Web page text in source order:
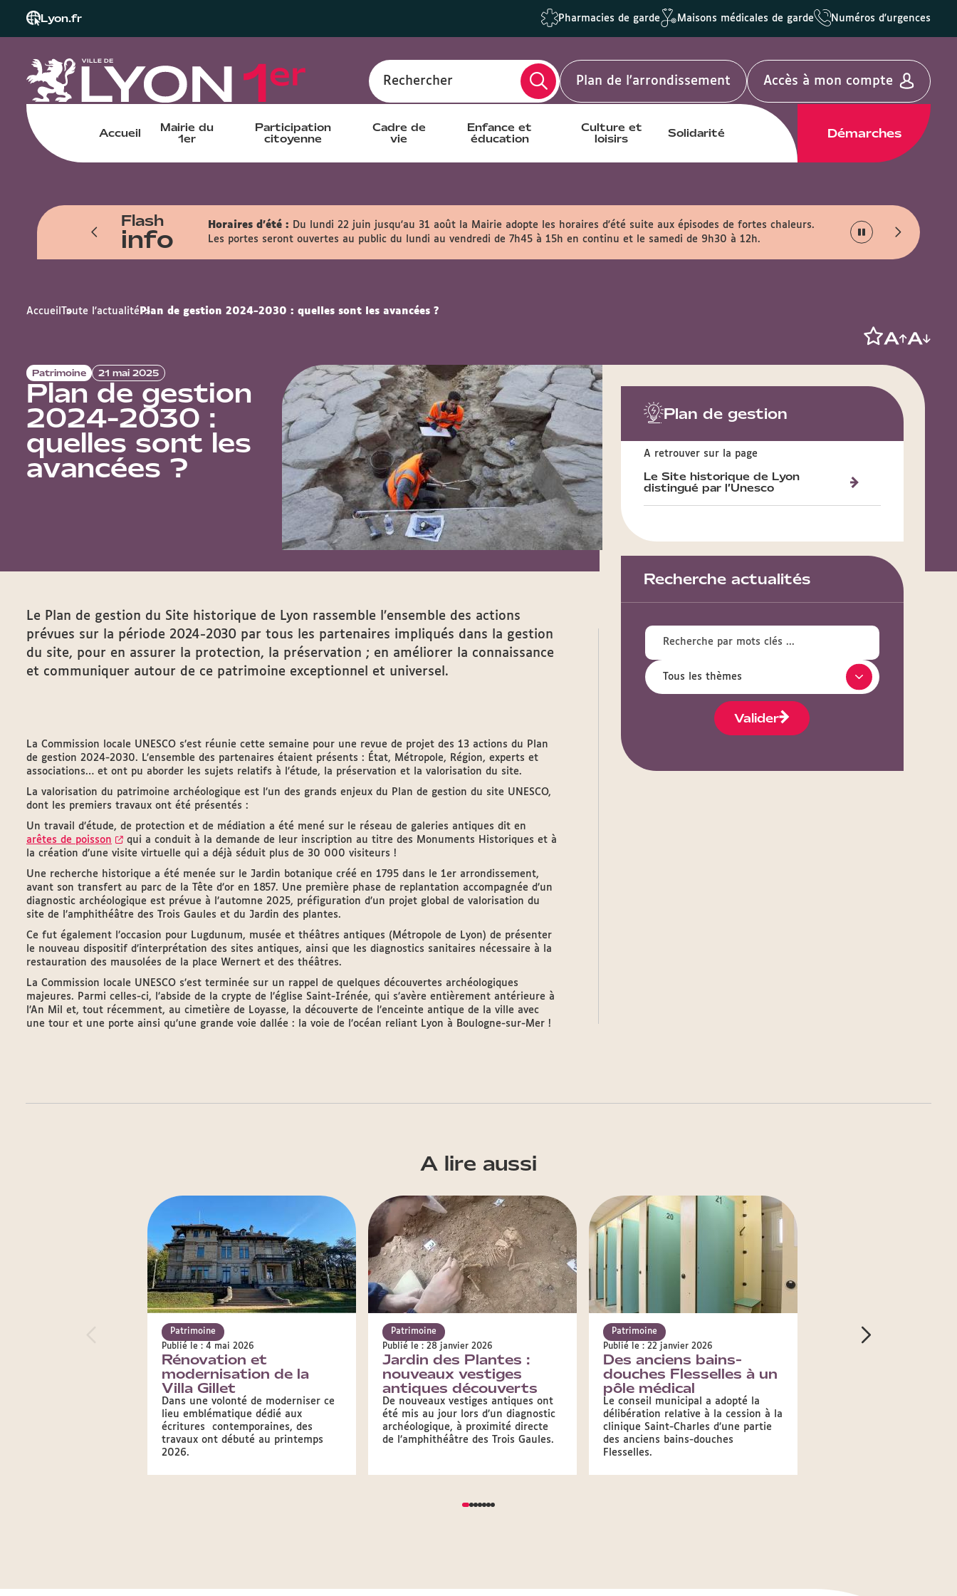
Lyon.fr Pharmacies de garde Maisons médicales de garde Numéros d'urgences
Rechercher Plan de l'arrondissement Accès à mon compte
Accueil
Mairie du
1er
Participation
citoyenne
Cadre de
vie
Enfance et
éducation
Culture et
loisirs
Solidarité Démarches
Flash
info
sur les dates des : 1er, 8, 15 et 22 Horaires d'été :
Du lundi 22 juin jusqu'au 31 août la Mairie adopte les horaires d'été suite aux épisodes de fortes chaleurs.
Les portes seront ouvertes au public du lundi au vendredi de 7h45 à 15h en continu et le samedi de 9h30 à 12h.
Accueil Toute l'actualité Plan de gestion 2024-2030 : quelles sont les avancées ?
Patrimoine 21 mai 2025
Plan de gestion
2024-2030 :
quelles sont les
avancées ?
Le Plan de gestion du Site historique de Lyon rassemble l’ensemble des actions
prévues sur la période 2024-2030 par tous les partenaires impliqués dans la gestion
du site, pour en assurer la protection, la préservation ; en améliorer la connaissance
et communiquer autour de ce patrimoine exceptionnel et universel.
La Commission locale UNESCO s’est réunie cette semaine pour une revue de projet des 13 actions du Plan
de gestion 2024-2030. L’ensemble des partenaires étaient présents : État, Métropole, Région, experts et
associations… et ont pu aborder les sujets relatifs à l’étude, la préservation et la valorisation du site.
La valorisation du patrimoine archéologique est l’un des grands enjeux du Plan de gestion du site UNESCO,
dont les premiers travaux ont été présentés :
Un travail d’étude, de protection et de médiation a été mené sur le réseau de galeries antiques dit en
arêtes de poisson
qui a conduit à la demande de leur inscription au titre des Monuments Historiques et à
la création d’une visite virtuelle qui a déjà séduit plus de 30 000 visiteurs !
Une recherche historique a été menée sur le Jardin botanique créé en 1795 dans le 1er arrondissement,
avant son transfert au parc de la Tête d’or en 1857. Une première phase de replantation accompagnée d’un
diagnostic archéologique est prévue à l’automne 2025, préfiguration d’un projet global de valorisation du
site de l’amphithéâtre des Trois Gaules et du Jardin des plantes.
Ce fut également l’occasion pour Lugdunum, musée et théâtres antiques (Métropole de Lyon) de présenter
le nouveau dispositif d’interprétation des sites antiques, ainsi que les diagnostics sanitaires nécessaire à la
restauration des mausolées de la place Wernert et des théâtres.
La Commission locale UNESCO s’est terminée sur un rappel de quelques découvertes archéologiques
majeures. Parmi celles-ci, l’abside de la crypte de l’église Saint-Irénée, qui s’avère entièrement antérieure à
l’An Mil et, tout récemment, au cimetière de Loyasse, la découverte de l’enceinte antique de la ville avec
une tour et une porte ainsi qu’une grande voie dallée : la voie de l’océan reliant Lyon à Boulogne-sur-Mer !
Plan de gestion
A retrouver sur la page
Le Site historique de Lyon
distingué par l’Unesco
Recherche actualités
Valider
A lire aussi
Patrimoine
Publié le : 4 mai 2026
Rénovation et
modernisation de la
Villa Gillet
Dans une volonté de moderniser ce
lieu emblématique dédié aux
écritures contemporaines, des
travaux ont débuté au printemps
2026.
Patrimoine
Publié le : 28 janvier 2026
Jardin des Plantes :
nouveaux vestiges
antiques découverts
De nouveaux vestiges antiques ont
été mis au jour lors d’un diagnostic
archéologique, à proximité directe
de l’amphithéâtre des Trois Gaules.
Patrimoine
Publié le : 22 janvier 2026
Des anciens bains-
douches Flesselles à un
pôle médical
Le conseil municipal a adopté la
délibération relative à la cession à la
clinique Saint-Charles d’une partie
des anciens bains-douches
Flesselles.
Patrimoine
Publié le : 6 janvier 2026